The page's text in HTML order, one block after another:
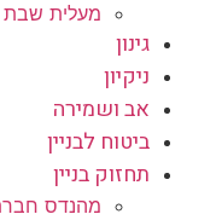
מעלית שבת
גינון
ניקיון
אב ושמירה
ביטוח לבניין
תחזוק בניין
מהנדס חברת